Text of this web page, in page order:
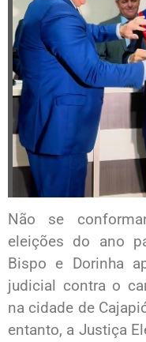
Não se
eleições do ano
Bispo e Dorinha
judicial contra o
na cidade de
entanto, a Justiça